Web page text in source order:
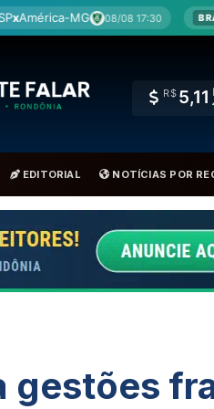
17:30 BRA Coritibax
R$ 5,11
EDITORIAL NOTÍCIAS POR
gestões